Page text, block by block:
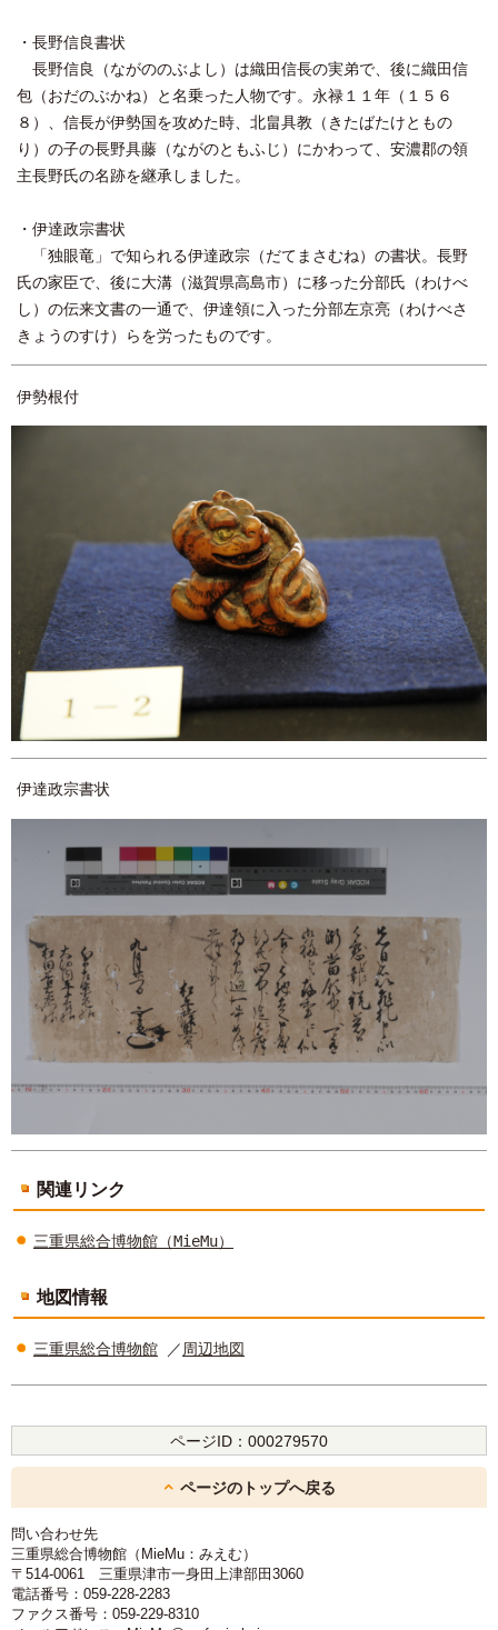
・長野信良書状
長野信良（ながののぶよし）は織田信長の実弟で、後に織田信
包（おだのぶかね）と名乗った人物です。永禄１１年（１５６
８）、信長が伊勢国を攻めた時、北畠具教（きたばたけともの
り）の子の長野具藤（ながのともふじ）にかわって、安濃郡の領
主長野氏の名跡を継承しました。
・伊達政宗書状
「独眼竜」で知られる伊達政宗（だてまさむね）の書状。長野
氏の家臣で、後に大溝（滋賀県高島市）に移った分部氏（わけべ
し）の伝来文書の一通で、伊達領に入った分部左京亮（わけべさ
きょうのすけ）らを労ったものです。
伊勢根付
伊達政宗書状
関連リンク
三重県総合博物館（MieMu）
地図情報
三重県総合博物館 ／周辺地図
ページID： 000279570
ページのトップへ戻る
問い合わせ先
三重県総合博物館（MieMu：みえむ）
〒514-0061 三重県津市一身田上津部田3060
電話番号：059-228-2283
ファクス番号：059-229-8310